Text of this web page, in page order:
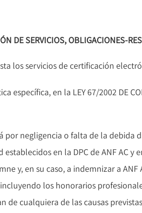
DE SERVICIOS, OBLIGACIONES-
los servicios de certificación
específica, en la LEY 67/2002 DE
por negligencia o falta de la
establecidos en la DPC de ANF AC y
y, en su caso, a indemnizar a
los honorarios
de cualquiera de las causas